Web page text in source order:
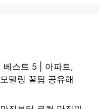
베스트 5 | 아파트,
델링 꿀팁 공유해